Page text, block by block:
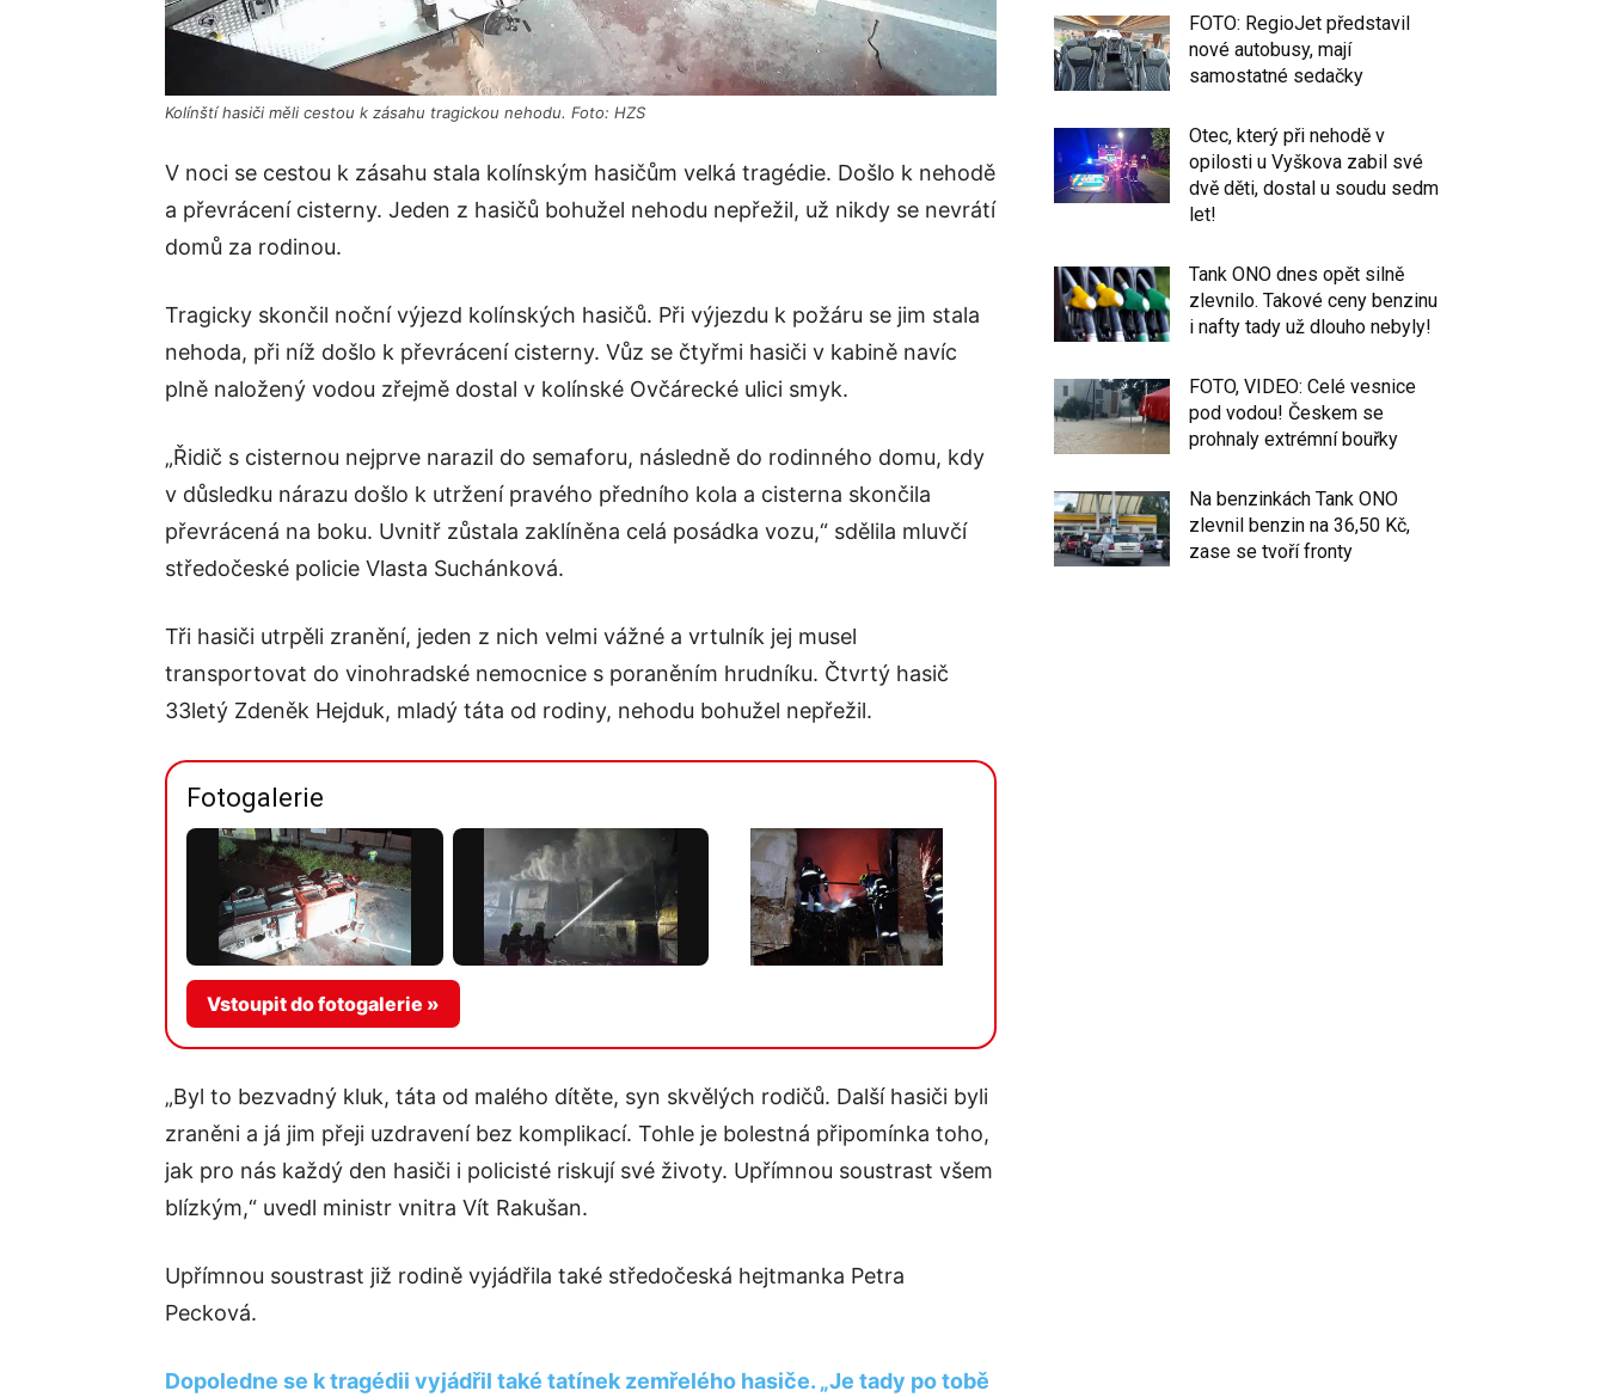
Kolínští hasiči měli cestou k zásahu tragickou nehodu. Foto: HZS
V noci se cestou k zásahu stala kolínským hasičům velká tragédie. Došlo k nehodě
a převrácení cisterny. Jeden z hasičů bohužel nehodu nepřežil, už nikdy se nevrátí
domů za rodinou.
Tragicky skončil noční výjezd kolínských hasičů. Při výjezdu k požáru se jim stala
nehoda, při níž došlo k převrácení cisterny. Vůz se čtyřmi hasiči v kabině navíc
plně naložený vodou zřejmě dostal v kolínské Ovčárecké ulici smyk.
„Řidič s cisternou nejprve narazil do semaforu, následně do rodinného domu, kdy
v důsledku nárazu došlo k utržení pravého předního kola a cisterna skončila
převrácená na boku. Uvnitř zůstala zaklíněna celá posádka vozu,“ sdělila mluvčí
středočeské policie Vlasta Suchánková.
Tři hasiči utrpěli zranění, jeden z nich velmi vážné a vrtulník jej musel
transportovat do vinohradské nemocnice s poraněním hrudníku. Čtvrtý hasič
33letý Zdeněk Hejduk, mladý táta od rodiny, nehodu bohužel nepřežil.
Fotogalerie
Vstoupit do fotogalerie »
„Byl to bezvadný kluk, táta od malého dítěte, syn skvělých rodičů. Další hasiči byli
zraněni a já jim přeji uzdravení bez komplikací. Tohle je bolestná připomínka toho,
jak pro nás každý den hasiči i policisté riskují své životy. Upřímnou soustrast všem
blízkým,“ uvedl ministr vnitra Vít Rakušan.
Upřímnou soustrast již rodině vyjádřila také středočeská hejtmanka Petra
Pecková.
Dopoledne se k tragédii vyjádřil také tatínek zemřelého hasiče. „Je tady po tobě
FOTO: RegioJet představil
nové autobusy, mají
samostatné sedačky
Otec, který při nehodě v
opilosti u Vyškova zabil své
dvě děti, dostal u soudu sedm
let!
Tank ONO dnes opět silně
zlevnilo. Takové ceny benzinu
i nafty tady už dlouho nebyly!
FOTO, VIDEO: Celé vesnice
pod vodou! Českem se
prohnaly extrémní bouřky
Na benzinkách Tank ONO
zlevnil benzin na 36,50 Kč,
zase se tvoří fronty